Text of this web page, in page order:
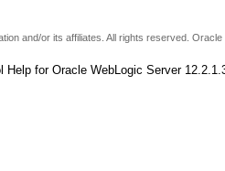
and/or its affiliates. All rights reserved.
Help for Oracle WebLogic Server